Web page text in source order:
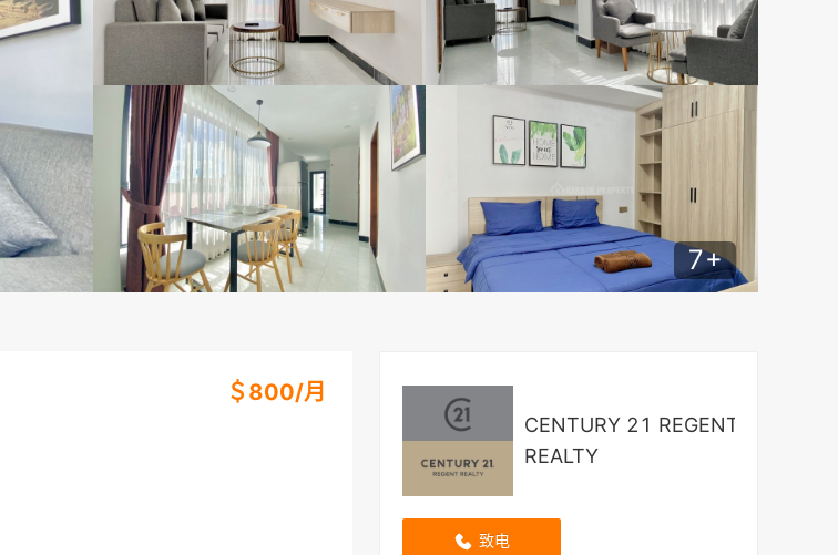
7+
CENTURY 21 REGENT
REALTY
致电
＄ 800/月